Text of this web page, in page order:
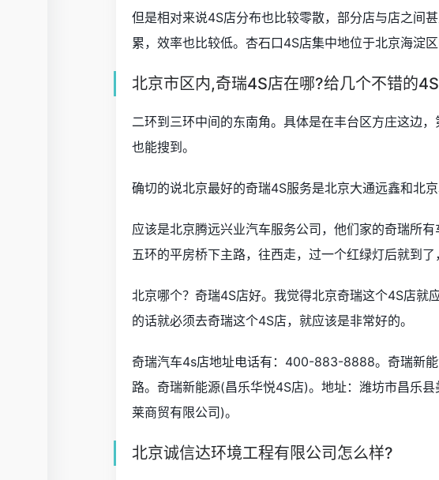
但是相对来说4S店分布也比较零散，部分店与店之间
累，效率也比较低。杏石口4S店集中地位于北京海淀
北京市区内,奇瑞4S店在哪?给几个不错的
二环到三环中间的东南角。具体是在丰台区方庄这边
也能搜到。
确切的说北京最好的奇瑞4S服务是北京大通远鑫和北京
应该是北京腾远兴业汽车服务公司，他们家的奇瑞所
五环的平房桥下主路，往西走，过一个红绿灯后就到
北京哪个？奇瑞4S店好。我觉得北京奇瑞这个4S店就
的话就必须去奇瑞这个4S店，就应该是非常好的。
奇瑞汽车4s店地址电话有：400-883-8888。奇瑞新
路。奇瑞新能源(昌乐华悦4S店)。地址：潍坊市昌乐
莱商贸有限公司)。
北京诚信达环境工程有限公司怎么样?